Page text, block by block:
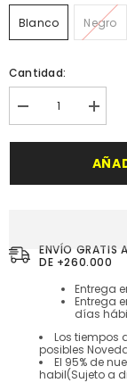
Blanco Negro
Cantidad:
Disminuir
cantidad
para
la
Set
ENVÍO GRATIS
DE +260.000
Entrega
Entrega
días
Los tiempos
posibles
El 95% de
habil(Sujeto a